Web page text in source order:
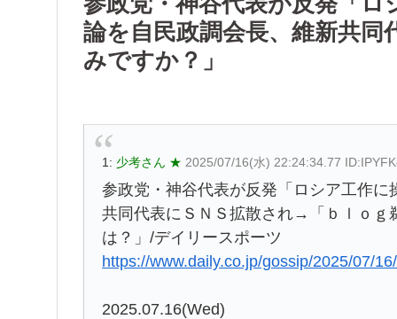
論を自民政調会長、維新共
みですか？」
1: 少考さん ★ 2025/07/16(水) 22:24:34.77
参政党・神谷代表が反発「ロシア工作
共同代表にＳＮＳ拡散され→「ｂｌｏｇ
は？」/デイリースポーツ
https://www.daily.co.jp/gossip/2025/07/
2025.07.16(Wed)